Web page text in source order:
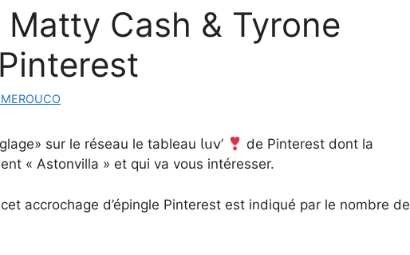
Cash & Tyrone
sur le réseau le tableau 𝗅𝗎𝗏’
de Pinterest dont la
« Astonvilla » et qui va vous intéresser.
accrochage d’épingle Pinterest est indiqué par le nombre de